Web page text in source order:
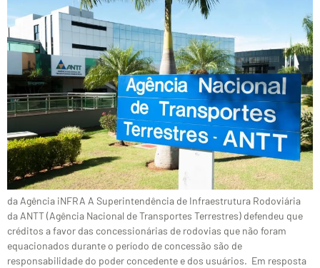
da Agência iNFRA A Superintendência de Infraestrutura Rodoviária
da ANTT (Agência Nacional de Transportes Terrestres) defendeu que
créditos a favor das concessionárias de rodovias que não foram
equacionados durante o período de concessão são de
responsabilidade do poder concedente e dos usuários. Em resposta